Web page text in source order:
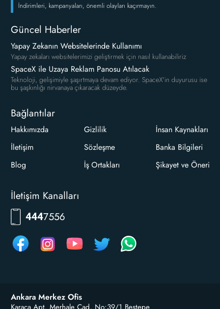
İndirimleri, kampanyaları, önemli olayları kaçırmayın.
Güncel Haberler
Yapay Zekanın Websitelerinde Kullanımı
Yapay zekaları websitelerimizi geliştirmek için nasıl kullanabiliriz
SpaceX ile Uzaya Reklam Panosu Atılacak
Teknoloji, gelişimiyle şaşırtmaya devam ediyor. SpaceX'in duyurusu ise
bu şaşkınlığı nirvanaya çıkaracak düzeyde.
Bağlantılar
Hakkımızda
İletişim
Blog
Gizlilik
Sözleşme
İş Ortakları
İnsan Kaynakları
Banka Bilgileri
Şikayet ve Öneri
İletişim Kanalları
444RKLM
Ankara Merkez Ofis